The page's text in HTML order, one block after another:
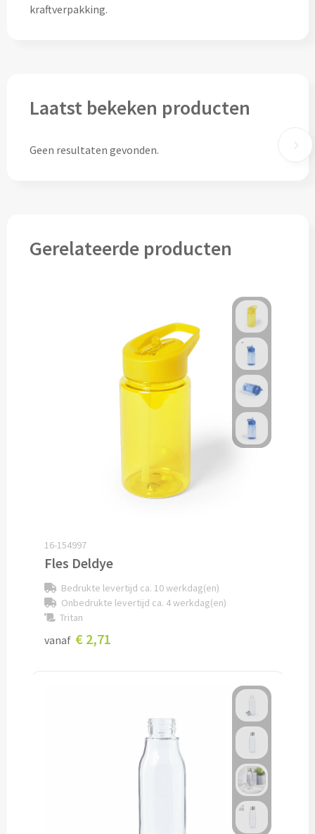
Voedselcontainers bedrukken
Snoeppotten bedrukken
Lollies bedrukken
Chips & Nootjes bedrukken
Schrijfwaren & Kantoorartikelen
Pennen
Alle schrijfwaren & pennen
Overige schrijfwaren
kraftverpakking.
Laatst bekeken producten
Geen resultaten gevonden.
Gerelateerde producten
16-154997
Fles Deldye
Bedrukte levertijd ca. 10 werkdag(en)
Onbedrukte levertijd ca. 4 werkdag(en)
Tritan
vanaf € 2,71